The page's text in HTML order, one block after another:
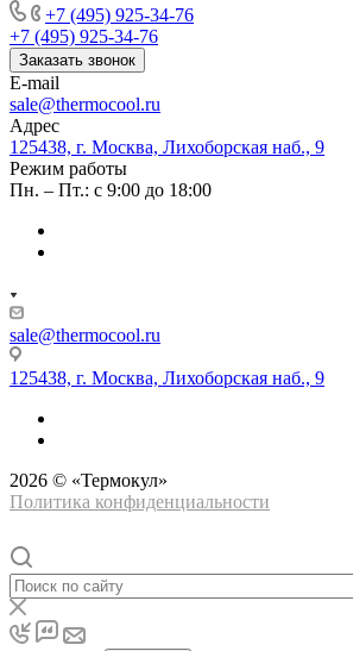
+7 (495) 925-34-76
+7 (495) 925-34-76
Заказать звонок
E-mail
sale@thermocool.ru
Адрес
125438, г. Москва, Лихоборская наб., 9
Режим работы
Пн. – Пт.: с 9:00 до 18:00
sale@thermocool.ru
125438, г. Москва, Лихоборская наб., 9
2026 © «Термокул»
Политика конфиденциальности